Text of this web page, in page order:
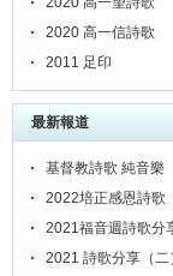
2020 高一信詩歌
2011 足印
最新報道
基督教詩歌 純音樂
2022培正感恩詩歌
2021福音週詩歌分
2021 詩歌分享（二